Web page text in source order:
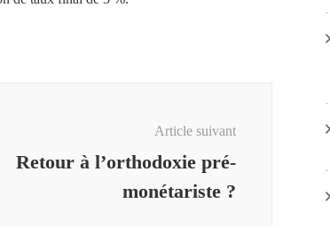
Article suivant
Retour à l’orthodoxie pré-
monétariste ?